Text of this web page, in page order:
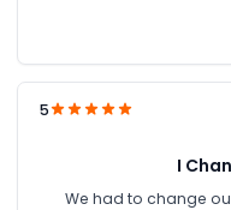
5
I
We had to change